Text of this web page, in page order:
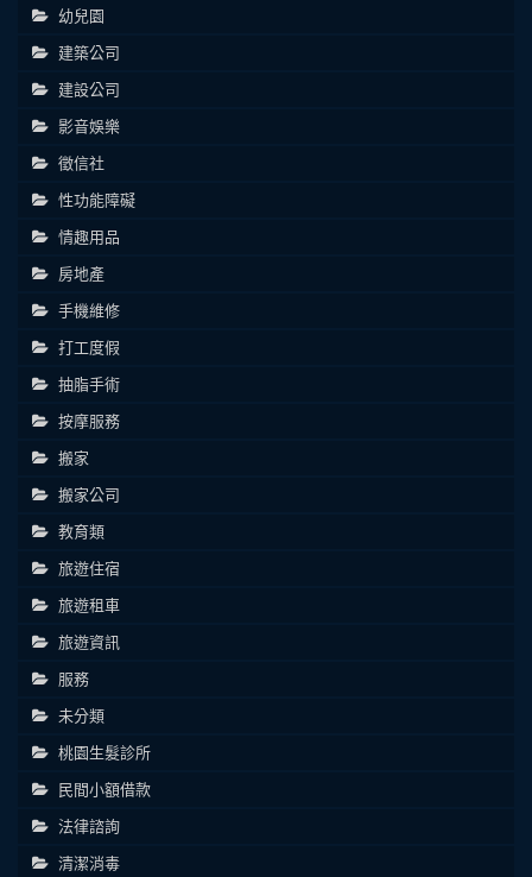
幼兒園
建築公司
建設公司
影音娛樂
徵信社
性功能障礙
情趣用品
房地產
手機維修
打工度假
抽脂手術
按摩服務
搬家
搬家公司
教育類
旅遊住宿
旅遊租車
旅遊資訊
服務
未分類
桃園生髮診所
民間小額借款
法律諮詢
清潔消毒